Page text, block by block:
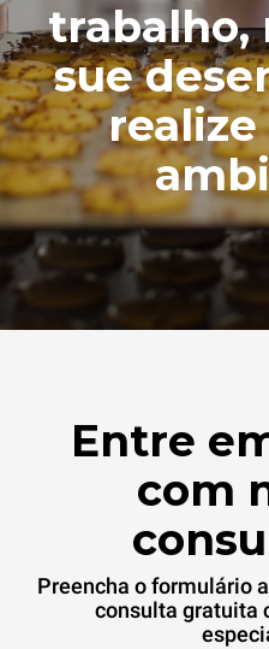
trabalho,
sue
realize
Entre
com
Preencha o formulário
consulta gratuita